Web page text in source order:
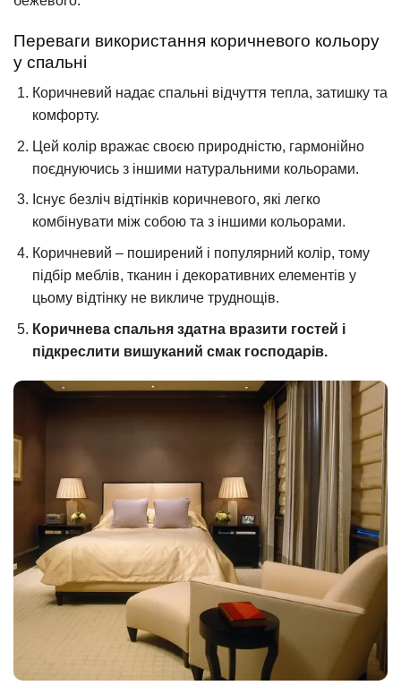
Переваги використання коричневого кольору
у спальні
Коричневий надає спальні відчуття тепла, затишку та
комфорту.
Цей колір вражає своєю природністю, гармонійно
поєднуючись з іншими натуральними кольорами.
Існує безліч відтінків коричневого, які легко
комбінувати між собою та з іншими кольорами.
Коричневий – поширений і популярний колір, тому
підбір меблів, тканин і декоративних елементів у
цьому відтінку не викличе труднощів.
Коричнева спальня здатна вразити гостей і
підкреслити вишуканий смак господарів.